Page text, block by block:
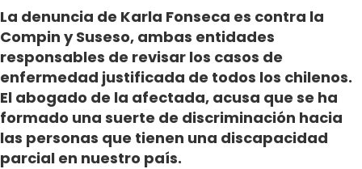
La denuncia de Karla Fonseca es contra la
Compin y Suseso, ambas entidades
responsables de revisar los casos de
enfermedad justificada de todos los chilenos.
El abogado de la afectada, acusa que se ha
formado una suerte de discriminación hacia
las personas que tienen una discapacidad
parcial en nuestro país.